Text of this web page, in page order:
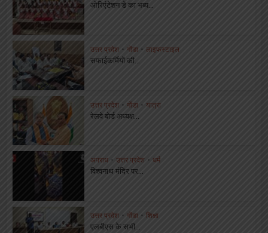
ओरिएंटेशन डे का भब्य...
उत्तर प्रदेश • गोंडा • लाइफस्टाइल
सफाईकर्मियों की...
उत्तर प्रदेश • गोंडा • यात्रा
रेलवे बोर्ड अध्यक्ष...
अपराध • उत्तर प्रदेश • धर्म
विश्वनाथ मंदिर पर...
उत्तर प्रदेश • गोंडा • शिक्षा
एलबीएस के सभी...